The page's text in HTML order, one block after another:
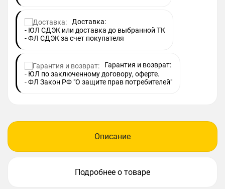
Доставка:
- ЮЛ СДЭК или доставка до выбранной ТК
- ФЛ СДЭК за счет покупателя
Гарантия и возврат:
- ЮЛ по заключенному договору, оферте.
- ФЛ Закон РФ "О защите прав потребителей"
Описание
Подробнее о товаре